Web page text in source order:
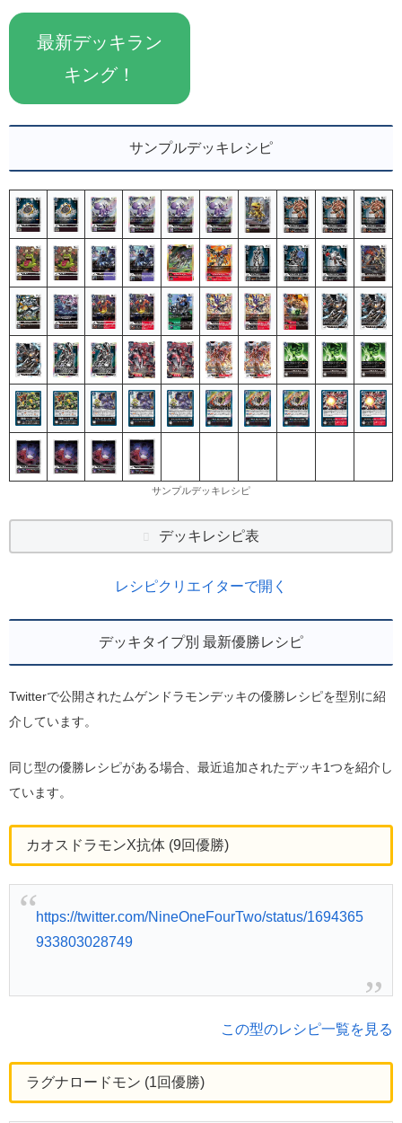
最新デッキラン
キング！
サンプルデッキレシピ
サンプルデッキレシピ
デッキレシピ表
レシピクリエイターで開く
デッキタイプ別 最新優勝レシピ
Twitterで公開されたムゲンドラモンデッキの優勝レシピを型別に紹
介しています。
同じ型の優勝レシピがある場合、最近追加されたデッキ1つを紹介し
ています。
カオスドラモンX抗体 (9回優勝)
https://twitter.com/NineOneFourTwo/status/1694365
933803028749
この型のレシピ一覧を見る
ラグナロードモン (1回優勝)